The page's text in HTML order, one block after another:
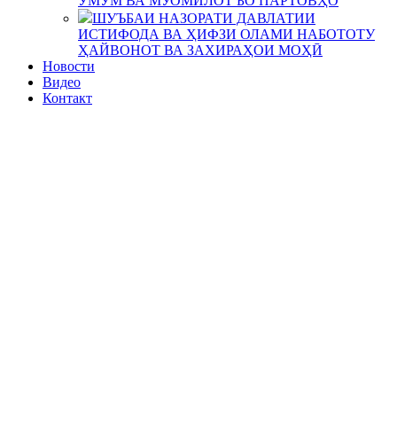
ШУЪБАИ НАЗОРАТИ ДАВЛАТИИ
ИСТИФОДА ВА ҲИФЗИ ОЛАМИ НАБОТОТУ
ҲАЙВОНОТ ВА ЗАХИРАҲОИ МОҲӢ
Новости
Видео
Контакт